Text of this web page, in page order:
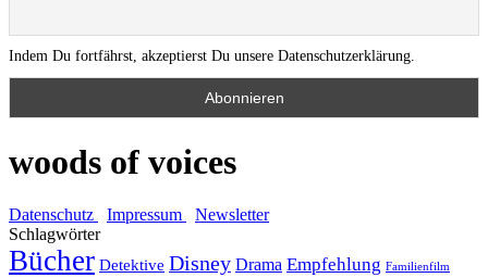
Indem Du fortfährst, akzeptierst Du unsere Datenschutzerklärung.
woods of voices
Datenschutz Impressum
Newsletter
Schlagwörter
Bücher Detektive Disney Drama Empfehlung Familienfilm